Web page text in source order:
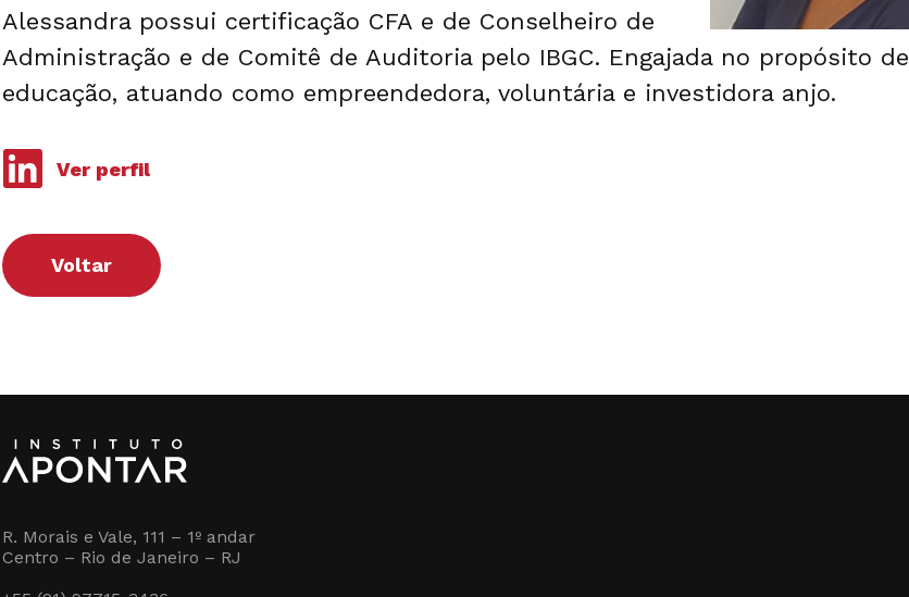
Alessandra possui certificação CFA e de Conselheiro de
Administração e de Comitê de Auditoria pelo IBGC. Engajada no propósito de
educação, atuando como empreendedora, voluntária e investidora anjo.
Ver perfil
Voltar
R. Morais e Vale, 111 – 1º andar
Centro – Rio de Janeiro – RJ